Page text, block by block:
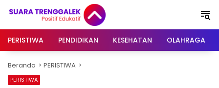
PERISTIWA
PENDIDIKAN KESEHATAN OLAHRAGA
Beranda PERISTIWA
PERISTIWA